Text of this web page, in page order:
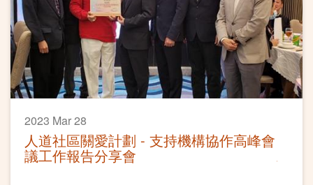
2023 Mar 28
人道社區關愛計劃 - 支持機構協作高峰會
議工作報告分享會